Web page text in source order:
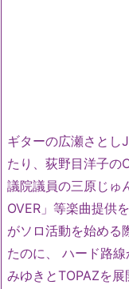
ギターの広瀬さとし
たり、荻野目洋子の
議院議員の三原じゅ
OVER」等楽曲提供
がソロ活動を始める
たのに、 ハード路
みゆきとTOPAZを